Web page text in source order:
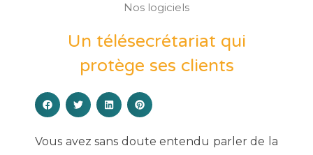
Nos logiciels
Un télésecrétariat qui
protège ses clients
Vous avez sans doute entendu parler de la